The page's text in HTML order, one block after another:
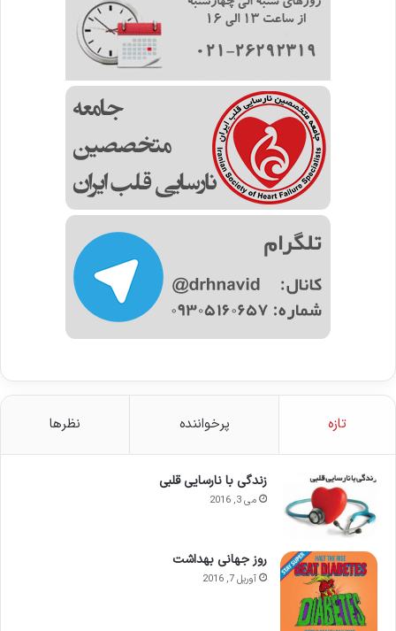
تازه پرخواننده نظرها
زندگی با نارسایی قلبی
می 3, 2016
روز جهانی بهداشت
آوریل 7, 2016